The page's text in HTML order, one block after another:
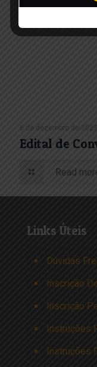
6 de dezembro de 2023
Edital de
Read
Links Úteis
Dúvidas
Inscrição
Inscrição
Instruções
Instruções